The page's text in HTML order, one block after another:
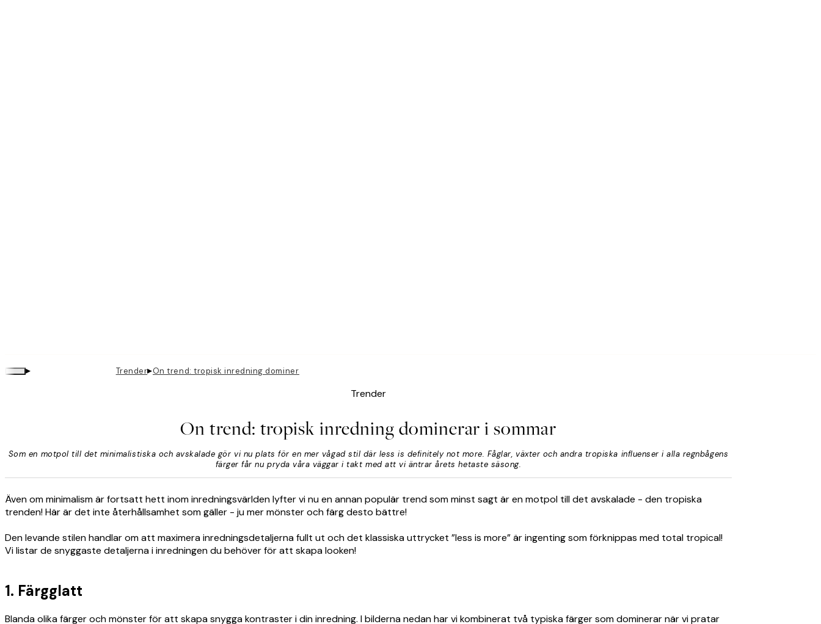
▸ Trender▸On trend: tropisk inredning dominerar i sommar
Trender
On trend: tropisk inredning dominerar i sommar
Som en motpol till det minimalistiska och avskalade gör vi nu plats för en mer vågad stil där less is definitely not more. Fåglar, växter och andra tropiska influenser i alla regnbågens
färger får nu pryda våra väggar i takt med att vi äntrar årets hetaste säsong.
Även om minimalism är fortsatt hett inom inredningsvärlden lyfter vi nu en annan populär trend som minst sagt är en motpol till det avskalade - den tropiska
trenden! Här är det inte återhållsamhet som gäller - ju mer mönster och färg desto bättre!
Den levande stilen handlar om att maximera inredningsdetaljerna fullt ut och det klassiska uttrycket ”less is more” är ingenting som förknippas med total tropical!
Vi listar de snyggaste detaljerna i inredningen du behöver för att skapa looken!
1. Färgglatt
Blanda olika färger och mönster för att skapa snygga kontraster i din inredning. I bilderna nedan har vi kombinerat två typiska färger som dominerar när vi pratar